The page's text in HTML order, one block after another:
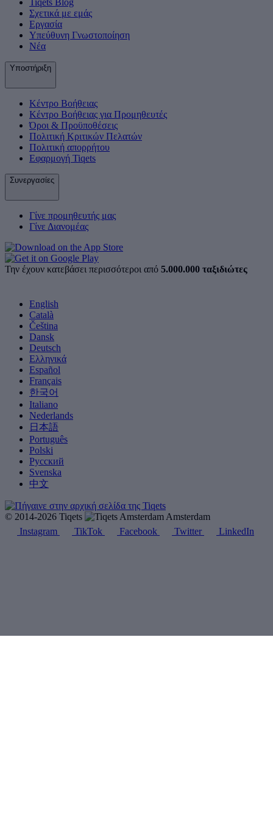
Tiqets Βlog
Σχετικά με εμάς
Εργασία
Υπεύθυνη Γνωστοποίηση
Νέα
Υποστήριξη
Κέντρο Βοήθειας
Κέντρο Βοήθειας για Προμηθευτές
Όροι & Προϋποθέσεις
Πολιτική Κριτικών Πελατών
Πολιτική απορρήτου
Εφαρμογή Tiqets
Συνεργασίες
Γίνε προμηθευτής μας
Γίνε Διανομέας
Την έχουν κατεβάσει περισσότεροι από 5.000.000 ταξιδιώτες
English
Català
Čeština
Dansk
Deutsch
Ελληνικά
Español
Français
한국어
Italiano
Nederlands
日本語
Português
Polski
Русский
Svenska
中文
© 2014-2026 Tiqets
Amsterdam
Instagram
TikTok Facebook Twitter LinkedIn